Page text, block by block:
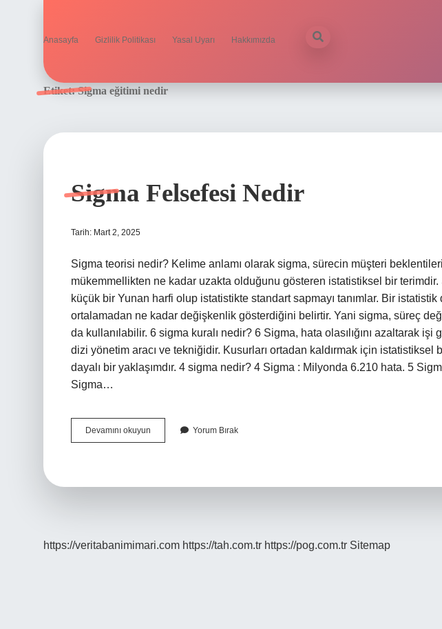
Anasayfa Gizlilik Politikası Yasal Uyarı Hakkımızda
Etiket:Sigma eğitimi nedir
Sigma Felsefesi Nedir
Tarih: Mart 2, 2025
Sigma teorisi nedir? Kelime anlamı olarak sigma, sürecin müşteri
mükemmellikten ne kadar uzakta olduğunu gösteren istatistiksel bir terimdir.
küçük bir Yunan harfi olup istatistikte standart sapmayı tanımlar. Bir istatistik
ortalamadan ne kadar değişkenlik gösterdiğini belirtir. Yani sigma, süreç
da kullanılabilir. 6 sigma kuralı nedir? 6 Sigma, hata olasılığını azaltarak işi
dizi yönetim aracı ve tekniğidir. Kusurları ortadan kaldırmak için
dayalı bir yaklaşımdır. 4 sigma nedir? 4 Sigma : Milyonda 6.210 hata. 5
Sigma…
Devamını okuyun
Felsefesi
Yorum Bırak
https://veritabanimimari.com https://tah.com.tr https://pog.com.tr Sitemap